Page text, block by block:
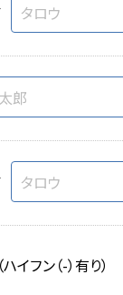
（ハイフン（-）有り）